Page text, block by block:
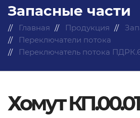
Запасные части
Главная Продукция
Переключатели потока
Переключатель потока
Хомут